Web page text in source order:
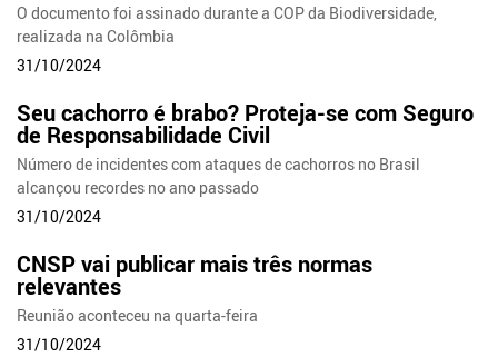
O documento foi assinado durante a COP da Biodiversidade,
realizada na Colômbia
31/10/2024
Seu cachorro é brabo? Proteja-se com Seguro
de Responsabilidade Civil
Número de incidentes com ataques de cachorros no Brasil
alcançou recordes no ano passado
31/10/2024
CNSP vai publicar mais três normas
relevantes
Reunião aconteceu na quarta-feira
31/10/2024